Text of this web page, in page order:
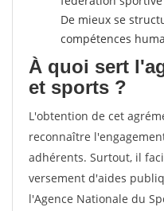
De mieux se
compétences
À quoi sert
et sports ?
L'obtention de cet
reconnaître
adhérents. Surtout, il
versement d'aides
l'Agence Nationale du